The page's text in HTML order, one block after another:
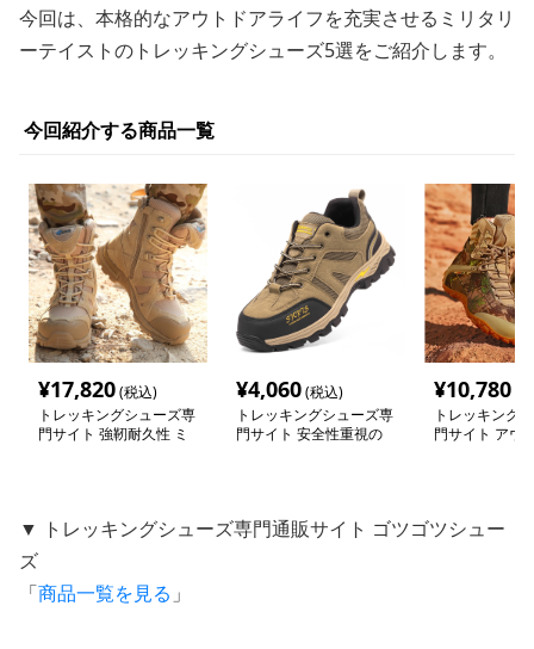
今回は、本格的なアウトドアライフを充実させるミリタリ
ーテイストのトレッキングシューズ5選をご紹介します。
今回紹介する商品一覧
¥17,820(税込)
トレッキングシューズ専
門サイト 強靭耐久性 ミ
¥4,060(税込)
トレッキングシューズ専
門サイト 安全性重視の
¥10,780
トレッキング
門サイト アウ
▼ トレッキングシューズ専門通販サイト ゴツゴツシュー
ズ
「商品一覧を見る 」